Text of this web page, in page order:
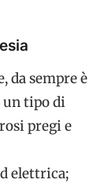
da sempre è
un tipo di
pregi e
elettrica;